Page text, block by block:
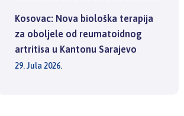
Kosovac: Nova biološka terapija
za oboljele od reumatoidnog
artritisa u Kantonu Sarajevo
29. Jula 2026.